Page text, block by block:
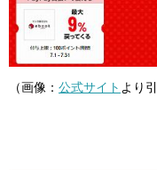
（画像： 公式サイト より引